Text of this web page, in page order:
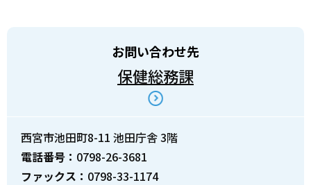
お問い合わせ先
保健総務課
西宮市池田町8-11 池田庁舎 3階
電話番号： 0798-26-3681
ファックス： 0798-33-1174